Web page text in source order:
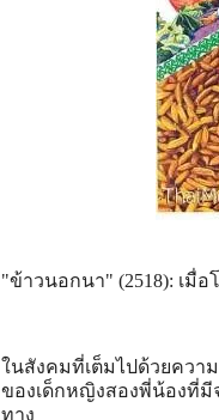
"ข้าวนอกนา" (2518): เมื่
ในสังคมที่เต็มไปด้วยควา
ของเด็กหญิงสองพี่น้องที่มี
ทาง